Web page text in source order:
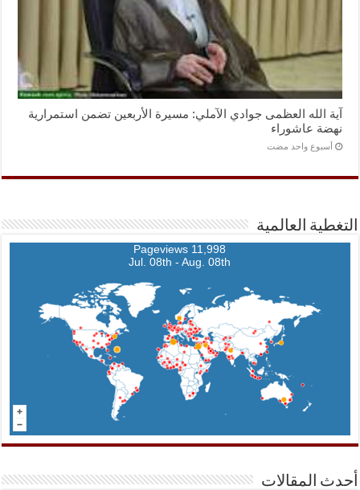
آية الله العظمى جوادي الآملي: مسيرة الأربعين تضمن استمرارية
نهضة عاشوراء
‏أسبوع واحد مضت
التغطية العالمية
11,998 Pageviews
Jul. 08th - Aug. 08th
أحدث المقالات